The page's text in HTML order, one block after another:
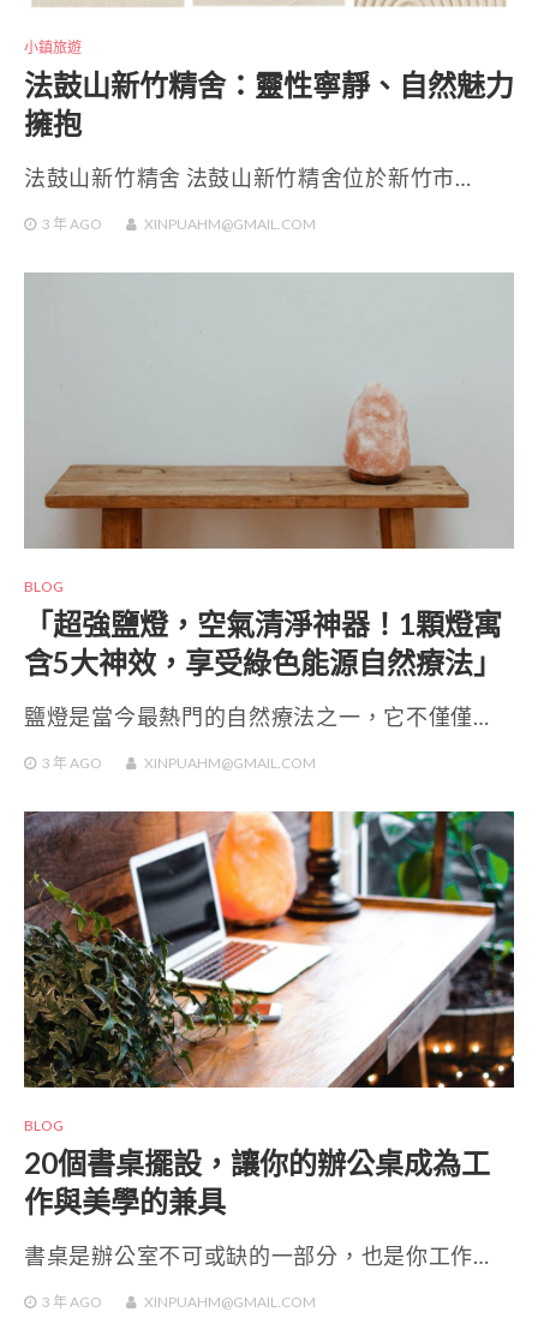
小鎮旅遊
法鼓山新竹精舍：靈性寧靜、自然魅力
擁抱
法鼓山新竹精舍 法鼓山新竹精舍位於新竹市…
3 年AGO XINPUAHM@GMAIL.COM
BLOG
「超強鹽燈，空氣清淨神器！1顆燈寓
含5大神效，享受綠色能源自然療法」
鹽燈是當今最熱門的自然療法之一，它不僅僅…
3 年AGO XINPUAHM@GMAIL.COM
BLOG
20個書桌擺設，讓你的辦公桌成為工
作與美學的兼具
書桌是辦公室不可或缺的一部分，也是你工作…
3 年AGO XINPUAHM@GMAIL.COM